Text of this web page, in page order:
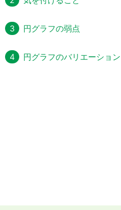
円グラフの弱点
円グラフのバリエーション